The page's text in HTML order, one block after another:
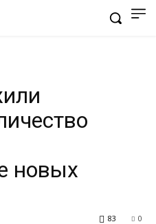
новых
0
83